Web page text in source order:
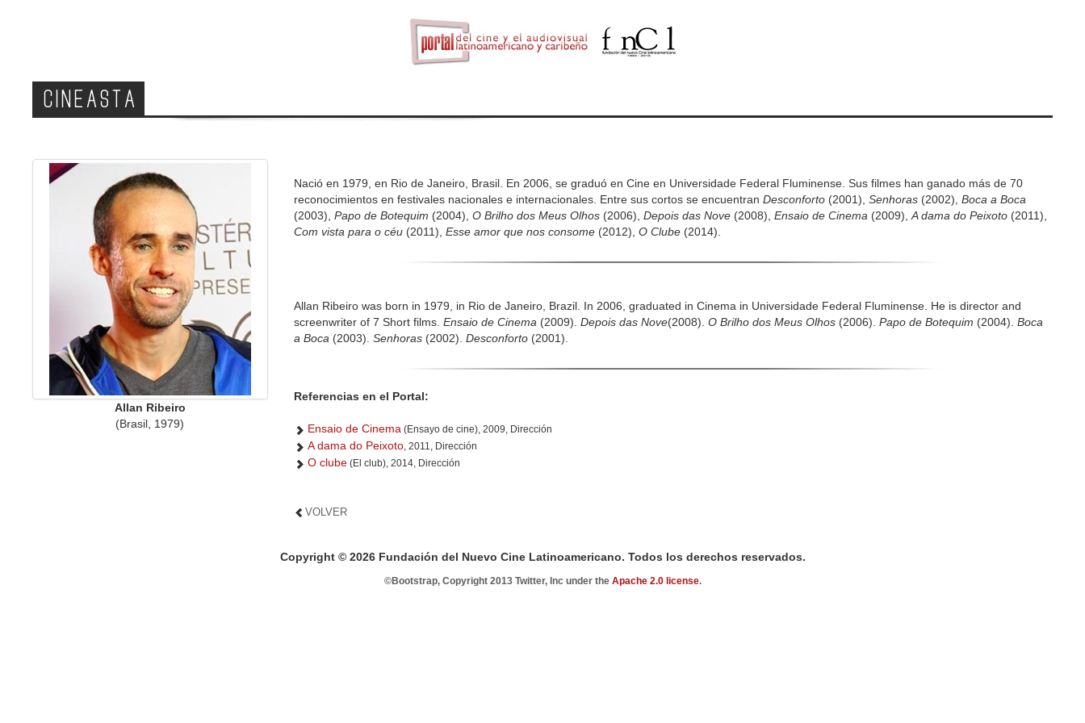
CINEASTA
Allan Ribeiro
(Brasil, 1979)
Nació en 1979, en Rio de Janeiro, Brasil. En 2006, se graduó en Cine en Universidade Federal Fluminense. Sus filmes han ganado más de 70
reconocimientos en festivales nacionales e internacionales. Entre sus cortos se encuentranDesconforto (2001),Senhoras (2002), Boca a Boca
(2003), Papo de Botequim (2004), O Brilho dos Meus Olhos (2006), Depois das Nove (2008), Ensaio de Cinema (2009),A dama do Peixoto (2011),
Com vista para o céu (2011),Esse amor que nos consome (2012),O Clube (2014).
Allan Ribeiro was born in 1979, in Rio de Janeiro, Brazil. In 2006, graduated in Cinema in Universidade Federal Fluminense. He is director and
screenwriter of 7 Short films.Ensaio de Cinema (2009).Depois das Nove(2008).O Brilho dos Meus Olhos (2006).Papo de Botequim (2004).Boca
a Boca (2003).Senhoras (2002).Desconforto (2001).
Referencias en el Portal:
Ensaio de Cinema (Ensayo de cine), 2009, Dirección
A dama do Peixoto, 2011, Dirección
O clube (El club), 2014, Dirección
VOLVER
Copyright © 2026 Fundación del Nuevo Cine Latinoamericano. Todos los derechos reservados.
©Bootstrap, Copyright 2013 Twitter, Inc under the Apache 2.0 license.